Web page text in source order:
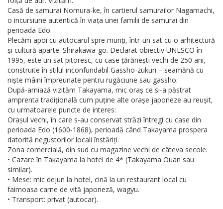
Casă de samurai Nomura-ke, în cartierul samurailor Nagamachi,
o incursiune autentică în viața unei familii de samurai din
perioada Edo.
Plecăm apoi cu autocarul spre munți, într-un sat cu o arhitectură
și cultură aparte: Shirakawa-go. Declarat obiectiv UNESCO în
1995, este un sat pitoresc, cu case țărănești vechi de 250 ani,
construite în stilul inconfundabil Gassho-zukuri – seamănă cu
niște mâini împreunate pentru rugăciune sau gassho.
După-amiază vizităm Takayama, mic oraș ce si-a păstrat
amprenta tradițională cum puține alte orașe japoneze au reușit,
cu urmatoarele puncte de interes:
Orașul vechi, în care s-au conservat străzi întregi cu case din
perioada Edo (1600-1868), perioadă când Takayama prospera
datorită negustorilor locali înstăriți.
Zona comercială, din sud cu magazine vechi de câteva secole.
• Cazare în Takayama la hotel de 4* (Takayama Ouan sau
similar).
• Mese: mic dejun la hotel, cină la un restaurant local cu
faimoasa carne de vită japoneză, wagyu.
• Transport: privat (autocar).